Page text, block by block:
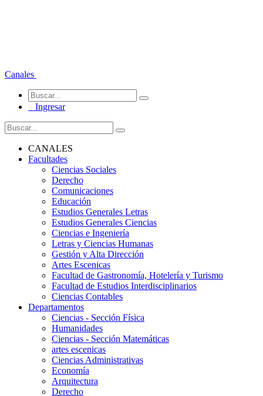
Canales
Ingresar
CANALES
Facultades
Ciencias Sociales
Derecho
Comunicaciones
Educación
Estudios Generales Letras
Estudios Generales Ciencias
Ciencias e Ingeniería
Letras y Ciencias Humanas
Gestión y Alta Dirección
Artes Escenicas
Facultad de Gastronomía, Hotelería y Turismo
Facultad de Estudios Interdisciplinarios
Ciencias Contables
Departamentos
Ciencias - Sección Física
Humanidades
Ciencias - Sección Matemáticas
artes escenicas
Ciencias Administrativas
Economía
Arquitectura
Derecho